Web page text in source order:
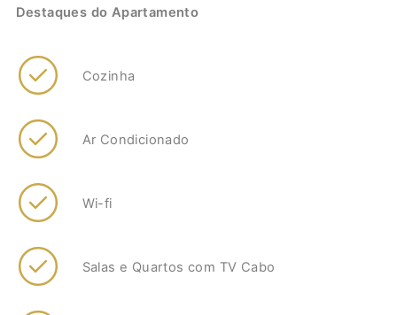
Destaques do Apartamento
Cozinha
Ar Condicionado
Wi-fi
Salas e Quartos com TV Cabo